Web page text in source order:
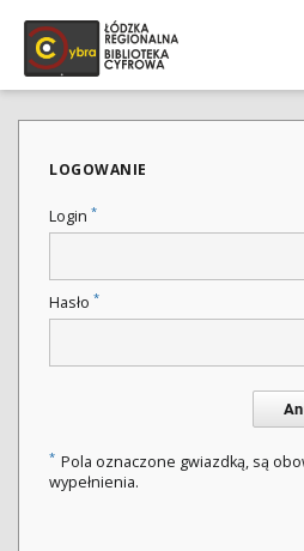
LOGOWANIE
Login *
Hasło *
* Pola oznaczone gwiazdką, są
wypełnienia.